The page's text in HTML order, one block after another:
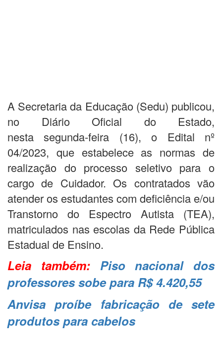
A Secretaria da Educação (Sedu) publicou,
no Diário Oficial do Estado,
nesta segunda-feira (16), o Edital nº
04/2023, que estabelece as normas de
realização do processo seletivo para o
cargo de Cuidador. Os contratados vão
atender os estudantes com deficiência e/ou
Transtorno do Espectro Autista (TEA),
matriculados nas escolas da Rede Pública
Estadual de Ensino.
Leia também: Piso nacional dos
professores sobe para R$ 4.420,55
Anvisa proíbe fabricação de sete
produtos para cabelos